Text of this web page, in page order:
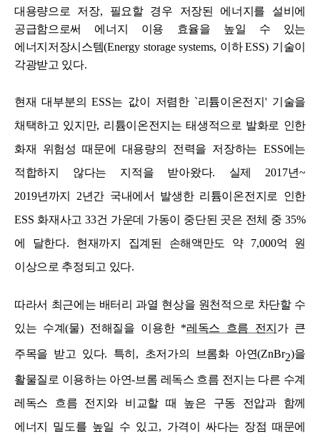
대용량으로 저장, 필요할 경우 저장된 에너지를 설비에
공급함으로써 에너지 이용 효율을 높일 수 있는
에너지저장시스템(Energy storage systems, 이하ESS) 기술이
각광받고 있다.
현재 대부분의ESS는 값이 저렴한 `리튬이온전지 ' 기술을
채택하고 있지만, 리튬이온전지는 태생적으로 발화로 인한
화재 위험성 때문에 대용량의 전력을 저장하는 ESS에는
적합하지 않다는 지적을 받아왔다. 실제 2017년~
2019년까지 2년간 국내에서 발생한 리튬이온전지로 인한
ESS 화재사고33건 가운데 가동이 중단된 곳은 전체 중 35%
에 달한다. 현재까지 집계된 손해액만도 약 7,000억 원
이상으로 추정되고 있다.
따라서 최근에는 배터리 과열 현상을 원천적으로 차단할 수
있는 수계(물) 전해질을 이용한 *레독스 흐름 전지 가 큰
주목을 받고 있다. 특히 , 초저가의 브롬화 아연(ZnBr2)을
활물질로 이용하는 아연-브롬 레독스 흐름 전지는 다른 수계
레독스 흐름 전지와 비교할 때 높은 구동 전압과 함께
에너지 밀도를 높일 수 있고, 가격이 싸다는 장점 때문에